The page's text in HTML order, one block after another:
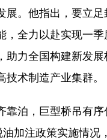
。他指出，要立
全力以赴实现一季
力全国构建新发
术制造产业集群。
泊，巨型桥吊有序
加注政策实施情况